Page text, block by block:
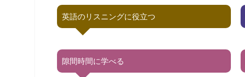
英語のリスニングに役立つ
隙間時間に学べる